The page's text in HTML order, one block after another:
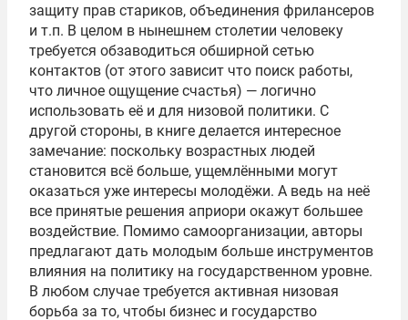
защиту прав стариков, объединения фрилансеров
и т.п. В целом в нынешнем столетии человеку
требуется обзаводиться обширной сетью
контактов (от этого зависит что поиск работы,
что личное ощущение счастья) — логично
использовать её и для низовой политики. С
другой стороны, в книге делается интересное
замечание: поскольку возрастных людей
становится всё больше, ущемлёнными могут
оказаться уже интересы молодёжи. А ведь на неё
все принятые решения априори окажут большее
воздействие. Помимо самоорганизации, авторы
предлагают дать молодым больше инструментов
влияния на политику на государственном уровне.
В любом случае требуется активная низовая
борьба за то, чтобы бизнес и государство